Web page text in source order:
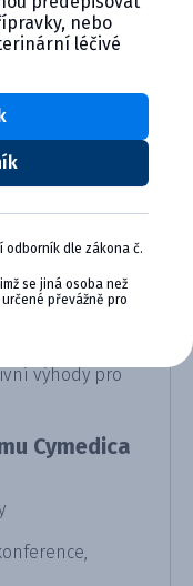
spp. a
a Pasteurella.
s možností
pro zdraví zvířat.
KTERÁ
výhody pro
Cymedica
nebo
léčivé
odborník dle zákona č.
se jiná osoba než
převážně pro